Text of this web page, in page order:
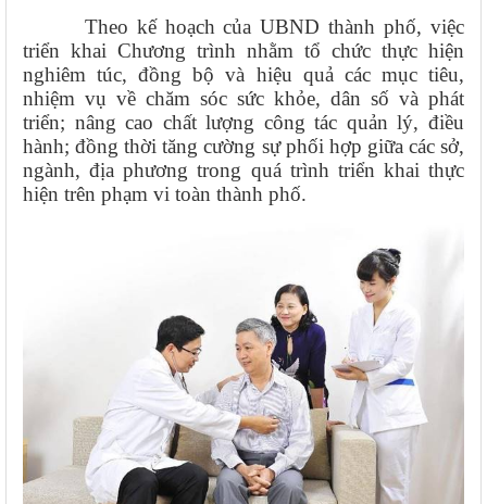
Theo kế hoạch của UBND thành phố, việc
triển khai Chương trình nhằm tổ chức thực hiện
nghiêm túc, đồng bộ và hiệu quả các mục tiêu,
nhiệm vụ về chăm sóc sức khỏe, dân số và phát
triển; nâng cao chất lượng công tác quản lý, điều
hành; đồng thời tăng cường sự phối hợp giữa các sở,
ngành, địa phương trong quá trình triển khai thực
hiện trên phạm vi toàn thành phố.